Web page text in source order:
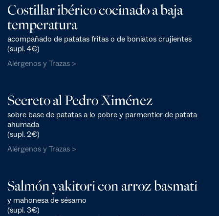
Costillar ibérico cocinado a baja
temperatura
acompañado de patatas fritas o de boniatos crujientes
(supl. 4€)
Alérgenos y Trazas >
Secreto al Pedro Ximénez
sobre base de patatas a lo pobre y parmentier de patata
ahumada
(supl. 2€)
Alérgenos y Trazas >
Salmón yakitori con arroz basmati
y mahonesa de sésamo
(supl. 3€)